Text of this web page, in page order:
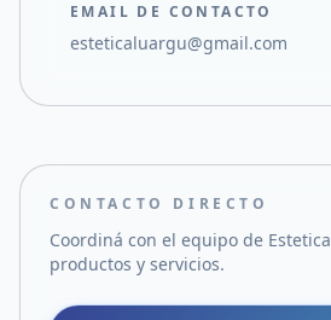
EMAIL DE CONTACTO
esteticaluargu@gmail.com
CONTACTO DIRECTO
Coordiná con el equipo de
productos y servicios.